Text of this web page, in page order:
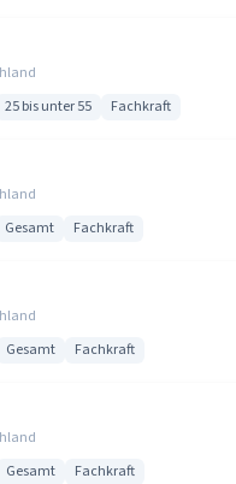
25 bis unter 55 Fachkraft
Gesamt Fachkraft
Gesamt Fachkraft
Gesamt Fachkraft